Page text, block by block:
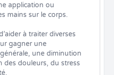
application ou
mains sur le corps.
à traiter diverses
gagner une
une diminution
des douleurs, du stress